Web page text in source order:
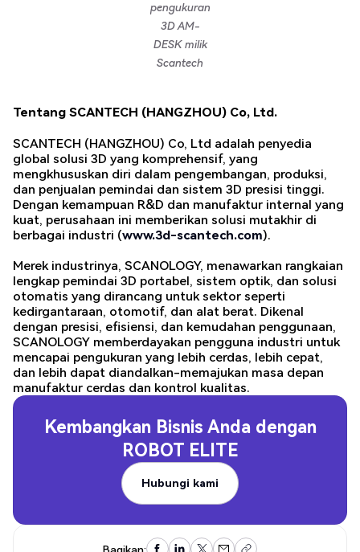
pengukuran
3D AM-
DESK milik
Scantech
Tentang SCANTECH (HANGZHOU) Co, Ltd.
SCANTECH (HANGZHOU) Co, Ltd adalah penyedia
global solusi 3D yang komprehensif, yang
mengkhususkan diri dalam pengembangan, produksi,
dan penjualan pemindai dan sistem 3D presisi tinggi.
Dengan kemampuan R&D dan manufaktur internal yang
kuat, perusahaan ini memberikan solusi mutakhir di
berbagai industri (www.3d-scantech.com).
Merek industrinya, SCANOLOGY, menawarkan rangkaian
lengkap pemindai 3D portabel, sistem optik, dan solusi
otomatis yang dirancang untuk sektor seperti
kedirgantaraan, otomotif, dan alat berat. Dikenal
dengan presisi, efisiensi, dan kemudahan penggunaan,
SCANOLOGY memberdayakan pengguna industri untuk
mencapai pengukuran yang lebih cerdas, lebih cepat,
dan lebih dapat diandalkan-memajukan masa depan
manufaktur cerdas dan kontrol kualitas.
Kembangkan Bisnis Anda dengan
ROBOT ELITE
Hubungi kami
Hubungi kami
Bagikan: